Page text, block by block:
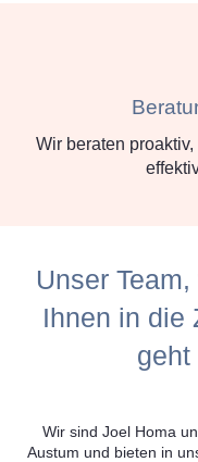
Wir beraten
Unser
Ihnen in die
geht
Wir sind Joel Homa
Austum und bieten in